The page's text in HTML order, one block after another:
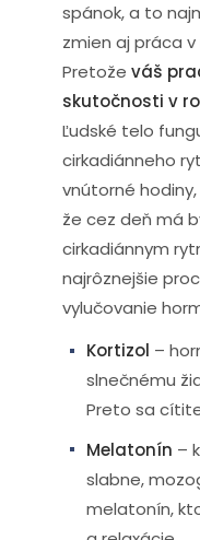
spánok, a to
zmien aj práca
Pretože váš
skutočnosti v
Ľudské telo
cirkadiánneho
vnútorné
že cez deň má
cirkadiánnym
najrôznejšie
vylučovanie
Kortizol –
slnečnému
Preto sa
Melatonín –
slabne,
melatonín,